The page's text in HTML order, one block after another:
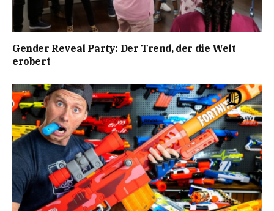
Gender Reveal Party: Der Trend, der die Welt
erobert